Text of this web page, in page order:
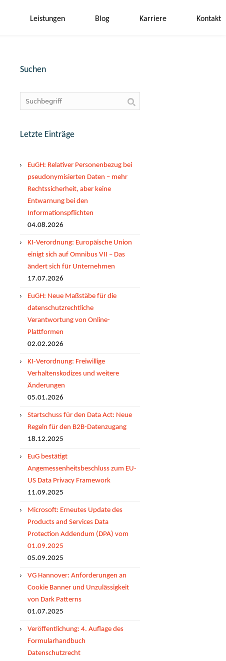
Leistungen Blog Karriere Kontakt
Suchen
Letzte Einträge
EuGH: Relativer Personenbezug bei
pseudonymisierten Daten – mehr
Rechtssicherheit, aber keine
Entwarnung bei den
Informationspflichten
04.08.2026
KI-Verordnung: Europäische Union
einigt sich auf Omnibus VII – Das
ändert sich für Unternehmen
17.07.2026
EuGH: Neue Maßstäbe für die
datenschutzrechtliche
Verantwortung von Online-
Plattformen
02.02.2026
KI-Verordnung: Freiwillige
Verhaltenskodizes und weitere
Änderungen
05.01.2026
Startschuss für den Data Act: Neue
Regeln für den B2B-Datenzugang
18.12.2025
EuG bestätigt
Angemessenheitsbeschluss zum EU-
US Data Privacy Framework
11.09.2025
Microsoft: Erneutes Update des
Products and Services Data
Protection Addendum (DPA) vom
01.09.2025
05.09.2025
VG Hannover: Anforderungen an
Cookie Banner und Unzulässigkeit
von Dark Patterns
01.07.2025
Veröffentlichung: 4. Auflage des
Formularhandbuch
Datenschutzrecht